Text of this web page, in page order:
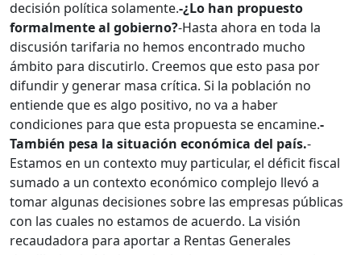
decisión política solamente.-¿Lo han propuesto
formalmente al gobierno?-Hasta ahora en toda la
discusión tarifaria no hemos encontrado mucho
ámbito para discutirlo. Creemos que esto pasa por
difundir y generar masa crítica. Si la población no
entiende que es algo positivo, no va a haber
condiciones para que esta propuesta se encamine.-
También pesa la situación económica del país.-
Estamos en un contexto muy particular, el déficit fiscal
sumado a un contexto económico complejo llevó a
tomar algunas decisiones sobre las empresas públicas
con las cuales no estamos de acuerdo. La visión
recaudadora para aportar a Rentas Generales